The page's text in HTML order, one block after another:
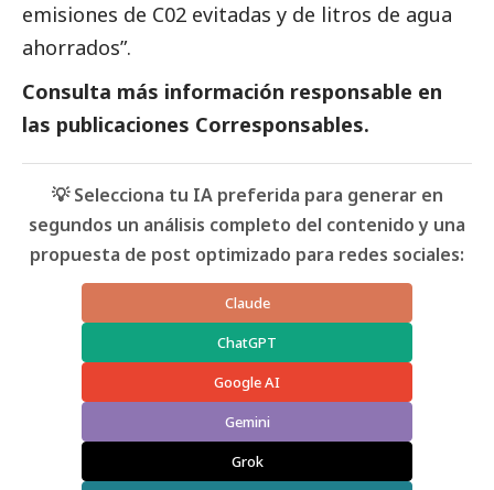
emisiones de C02 evitadas y de litros de agua
ahorrados”.
Consulta más información responsable en
las publicaciones Corresponsables.
💡 Selecciona tu IA preferida para generar en
segundos un análisis completo del contenido y una
propuesta de post optimizado para redes sociales:
Claude
ChatGPT
Google AI
Gemini
Grok